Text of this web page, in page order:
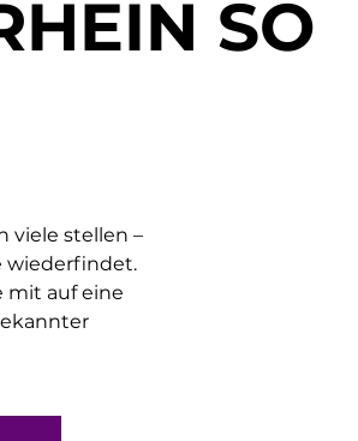
SO
viele stellen –
wiederfindet.
mit auf eine